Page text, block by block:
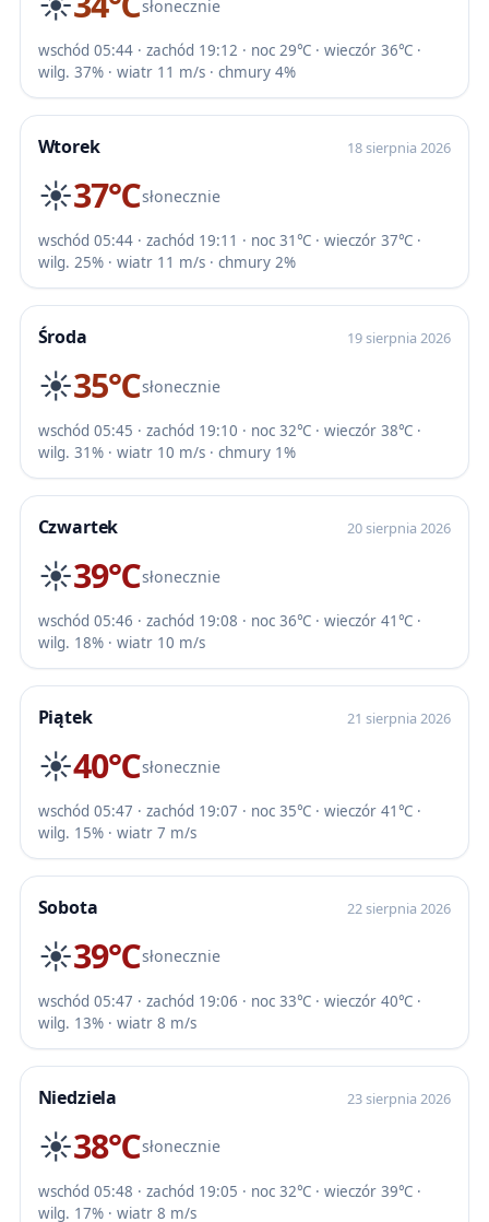
słonecznie
wschód 05:44 · zachód 19:12 · noc 29℃ · wieczór 36℃ ·
wilg. 37% · wiatr 11 m/s · chmury 4%
Wtorek 18 sierpnia 2026
☀️37℃słonecznie
wschód 05:44 · zachód 19:11 · noc 31℃ · wieczór 37℃ ·
wilg. 25% · wiatr 11 m/s · chmury 2%
Środa 19 sierpnia 2026
☀️35℃słonecznie
wschód 05:45 · zachód 19:10 · noc 32℃ · wieczór 38℃ ·
wilg. 31% · wiatr 10 m/s · chmury 1%
Czwartek 20 sierpnia 2026
☀️39℃słonecznie
wschód 05:46 · zachód 19:08 · noc 36℃ · wieczór 41℃ ·
wilg. 18% · wiatr 10 m/s
Piątek 21 sierpnia 2026
☀️40℃słonecznie
wschód 05:47 · zachód 19:07 · noc 35℃ · wieczór 41℃ ·
wilg. 15% · wiatr 7 m/s
Sobota 22 sierpnia 2026
☀️39℃słonecznie
wschód 05:47 · zachód 19:06 · noc 33℃ · wieczór 40℃ ·
wilg. 13% · wiatr 8 m/s
Niedziela 23 sierpnia 2026
☀️38℃słonecznie
wschód 05:48 · zachód 19:05 · noc 32℃ · wieczór 39℃ ·
wilg. 17% · wiatr 8 m/s